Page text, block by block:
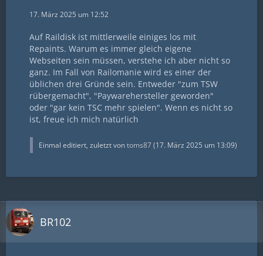
17. März 2025 um 12:52
Auf Raildisk ist mittlerweile einiges los mit
Repaints. Warum es immer gleich eigene
Webseiten sein müssen, verstehe ich aber nicht so
ganz. Im Fall von Railomanie wird es einer der
üblichen drei Gründe sein. Entweder "zum TSW
rübergemacht", "Paywarehersteller geworden"
oder "gar kein TSC mehr spielen". Wenn es nicht so
ist, freue ich mich natürlich
Einmal editiert, zuletzt vontoms87(17. März 2025 um 13:09)
BR102